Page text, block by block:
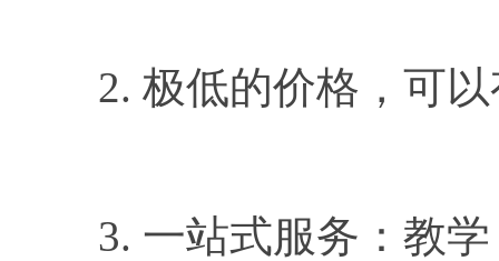
2. 极低的价格，可
3. 一站式服务：教